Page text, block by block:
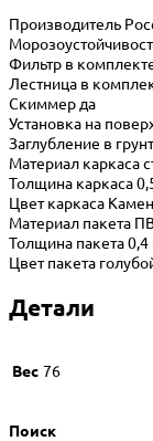
Производитель
Фильтр в
Лестница в
Скиммер да
Установка на
Заглубление в
Материал каркаса
Толщина каркаса
Цвет каркаса
Материал пакета
Толщина пакета
Цвет пакета
Детали
Вес 76
Поиск